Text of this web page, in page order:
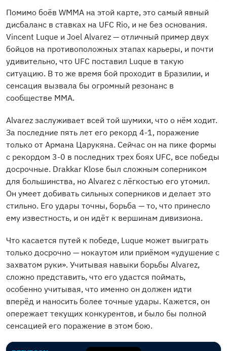
Помимо боёв WMMA на этой карте, это самый явный
дисбаланс в ставках на UFC Rio, и не без основания.
Vincent Luque и Joel Alvarez — отличный пример двух
бойцов на противоположных этапах карьеры, и почти
удивительно, что UFC поставил Luque в такую
ситуацию. В то же время бой проходит в Бразилии, и
сенсация вызвала бы огромный резонанс в
сообществе MMA.
Alvarez заслуживает всей той шумихи, что о нём ходит.
За последние пять лет его рекорд 4-1, поражение
только от Армана Царукяна. Сейчас он на пике формы
с рекордом 3-0 в последних трех боях UFC, все победы
досрочные. Drakkar Klose был сложным соперником
для большинства, но Alvarez с лёгкостью его утомил.
Он умеет добивать сильных соперников и делает это
стильно. Его удары точны, борьба — то, что принесло
ему известность, и он идёт к вершинам дивизиона.
Что касается путей к победе, Luque может выиграть
только досрочно — нокаутом или приёмом «удушение с
захватом руки». Учитывая навыки борьбы Alvarez,
сложно представить, что его удастся поймать,
особенно учитывая, что именно он должен идти
вперёд и наносить более точные удары. Кажется, он
опережает текущих конкурентов, и было бы полной
сенсацией его поражение в этом бою.